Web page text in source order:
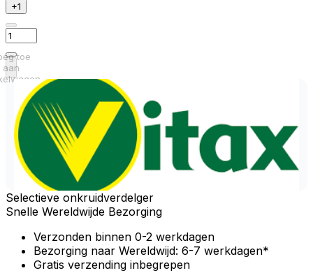
+1
toe
aan
Selectieve onkruidverdelger
Snelle Wereldwijde Bezorging
Verzonden binnen 0-2 werkdagen
Bezorging naar Wereldwijd: 6-7 werkdagen*
Gratis verzending inbegrepen